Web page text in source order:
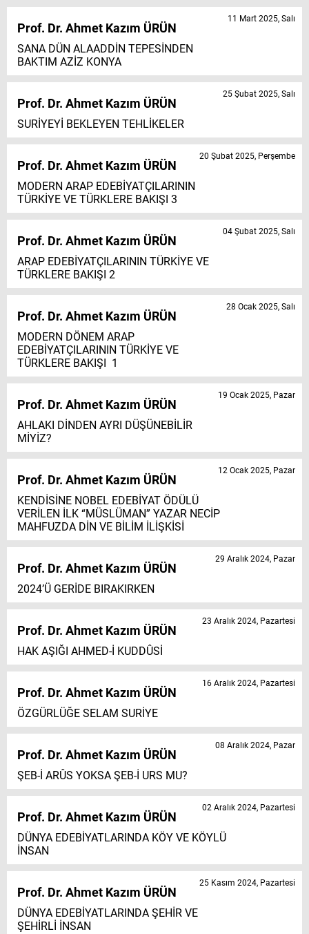
Prof. Dr. Ahmet Kazım ÜRÜN
SANA DÜN ALAADDİN TEPESİNDEN
BAKTIM AZİZ KONYA
11 Mart 2025, Salı
Prof. Dr. Ahmet Kazım ÜRÜN
SURİYEYİ BEKLEYEN TEHLİKELER
25 Şubat 2025, Salı
Prof. Dr. Ahmet Kazım ÜRÜN
MODERN ARAP EDEBİYATÇILARININ
TÜRKİYE VE TÜRKLERE BAKIŞI 3
20 Şubat 2025, Perşembe
Prof. Dr. Ahmet Kazım ÜRÜN
ARAP EDEBİYATÇILARININ TÜRKİYE VE
TÜRKLERE BAKIŞI 2
04 Şubat 2025, Salı
Prof. Dr. Ahmet Kazım ÜRÜN
MODERN DÖNEM ARAP
EDEBİYATÇILARININ TÜRKİYE VE
TÜRKLERE BAKIŞI 1
28 Ocak 2025, Salı
Prof. Dr. Ahmet Kazım ÜRÜN
AHLAKI DİNDEN AYRI DÜŞÜNEBİLİR
MİYİZ?
19 Ocak 2025, Pazar
Prof. Dr. Ahmet Kazım ÜRÜN
KENDİSİNE NOBEL EDEBİYAT ÖDÜLÜ
VERİLEN İLK “MÜSLÜMAN” YAZAR NECİP
MAHFUZDA DİN VE BİLİM İLİŞKİSİ
12 Ocak 2025, Pazar
Prof. Dr. Ahmet Kazım ÜRÜN
2024’Ü GERİDE BIRAKIRKEN
29 Aralık 2024, Pazar
Prof. Dr. Ahmet Kazım ÜRÜN
HAK AŞIĞI AHMED-İ KUDDÛSİ
23 Aralık 2024, Pazartesi
Prof. Dr. Ahmet Kazım ÜRÜN
ÖZGÜRLÜĞE SELAM SURİYE
16 Aralık 2024, Pazartesi
Prof. Dr. Ahmet Kazım ÜRÜN
ŞEB-İ ARÛS YOKSA ŞEB-İ URS MU?
08 Aralık 2024, Pazar
Prof. Dr. Ahmet Kazım ÜRÜN
DÜNYA EDEBİYATLARINDA KÖY VE KÖYLÜ
İNSAN
02 Aralık 2024, Pazartesi
Prof. Dr. Ahmet Kazım ÜRÜN
DÜNYA EDEBİYATLARINDA ŞEHİR VE
ŞEHİRLİ İNSAN
25 Kasım 2024, Pazartesi